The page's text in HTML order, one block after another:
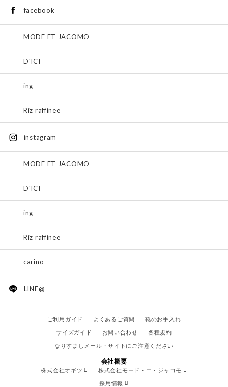
facebook
MODE ET JACOMO
D'ICI
ing
Riz raffinee
instagram
MODE ET JACOMO
D'ICI
ing
Riz raffinee
carino
LINE@
ご利用ガイド よくあるご質問
靴のお手入れ
サイズガイド
お問い合わせ
各種規約
なりすましメール・サイトにご注意ください
会社概要
株式会社オギツ
株式会社モード・エ・ジャコモ
採用情報